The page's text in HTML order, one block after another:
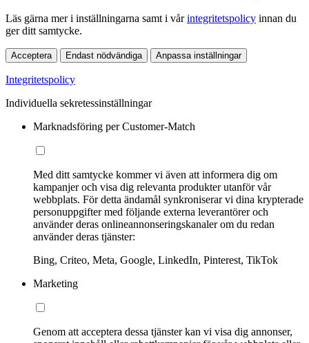
Läs gärna mer i inställningarna samt i vårintegritetspolicy innan du
ger ditt samtycke.
Acceptera Endast nödvändiga Anpassa inställningar
Integritetspolicy
Individuella sekretessinställningar
Marknadsföring per Customer-Match
Med ditt samtycke kommer vi även att informera dig om
kampanjer och visa dig relevanta produkter utanför vår
webbplats. För detta ändamål synkroniserar vi dina krypterade
personuppgifter med följande externa leverantörer och
använder deras onlineannonseringskanaler om du redan
använder deras tjänster:
Bing, Criteo, Meta, Google, LinkedIn, Pinterest, TikTok
Marketing
Genom att acceptera dessa tjänster kan vi visa dig annonser,